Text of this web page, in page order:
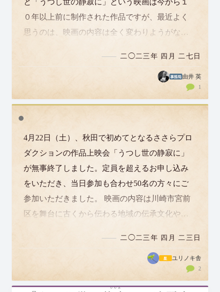
０年以上前に制作された作品ですが、最近よく
思うのは、映画の内容は全く変わりようがない
二◯二三年 四月 二七日
由井 英
1
4月22日（土）、秋田で初めてとなるささらプロ
ダクションの作品上映会「うつし世の静寂に」
が無事終了しました。定員を超えるお申し込み
をいただき、当日参加も合わせ50名の方々にご
参加いただきました。 映画の内容は川崎市宮前
区を舞台に古くから伝わる地域の伝承文化やそ
二◯二三年 四月 二三日
ユリノキ舎
2